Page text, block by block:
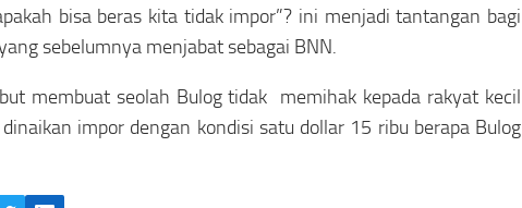
bisa beras kita tidak impor”? ini menjadi tantangan bagi
sebelumnya menjabat sebagai BNN.
membuat seolah Bulog tidak memihak kepada rakyat kecil
impor dengan kondisi satu dollar 15 ribu berapa Bulog